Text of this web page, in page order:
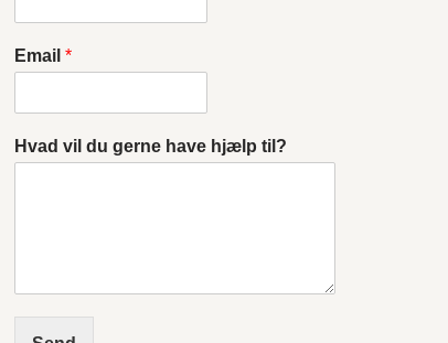
Email *
Hvad vil du gerne have hjælp til?